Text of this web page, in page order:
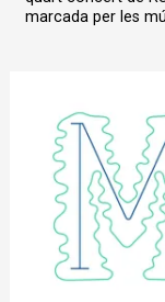
marcada per les